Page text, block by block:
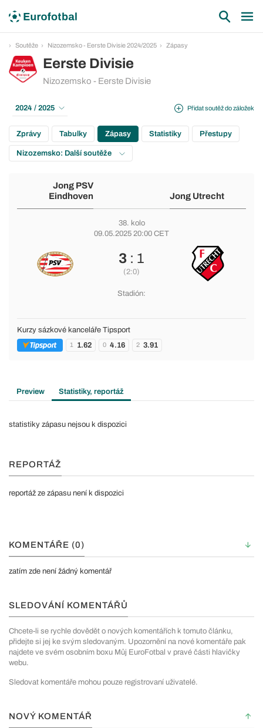
Soutěže Nizozemsko - Eerste Divisie 2024/2025 Zápasy
Eerste Divisie
Nizozemsko - Eerste Divisie
Přidat soutěž do záložek
2024 / 2025
Zprávy Tabulky Zápasy Statistiky Přestupy
Nizozemsko: Další soutěže
Jong PSV
Eindhoven
Jong Utrecht
38. kolo
09.05.2025 20:00 CET
3: 1
(2:0)
Stadión:
Kurzy sázkové kanceláře Tipsport
1 1.62 0 4.16 2 3.91
Preview Statistiky, reportáž
statistiky zápasu nejsou k dispozici
REPORTÁŽ
reportáž ze zápasu není k dispozici
KOMENTÁŘE (0)
zatím zde není žádný komentář
SLEDOVÁNÍ KOMENTÁŘŮ
Chcete-li se rychle dovědět o nových komentářích k tomuto článku,
přidejte si jej ke svým sledovaným. Upozornění na nové komentáře pak
najdete ve svém osobním boxu Můj EuroFotbal v pravé části hlavičky
webu.
Sledovat komentáře mohou pouze registrovaní uživatelé.
NOVÝ KOMENTÁŘ